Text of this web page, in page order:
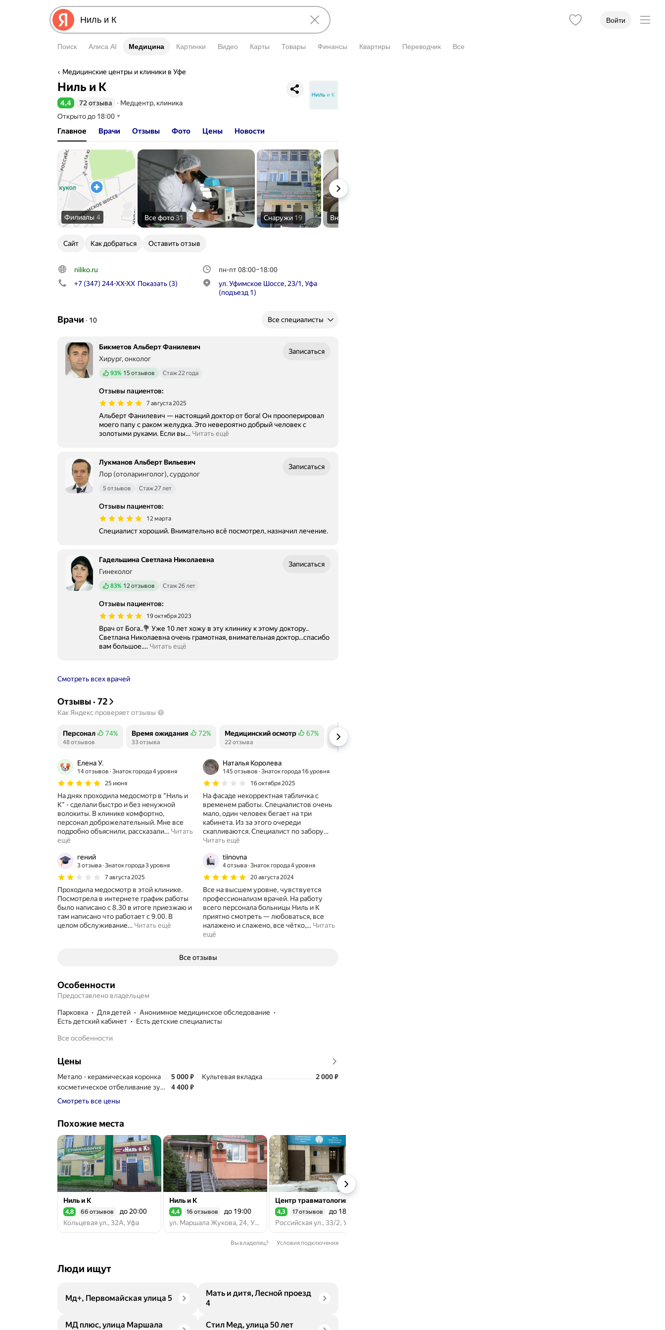
Войти
Поиск Алиса AI Медицина
Медицина Картинки Видео Карты Товары Финансы Квартиры Переводчик Все
Медицинские центры и клиники в Уфе
Ниль и К
Рейтинг 4,4 из 5
4,4 72 отзыва ∙ Медцентр, клиника
Открыто до 18:00
Главное Врачи Отзывы Фото Цены Новости
Филиалы 4 Все фото31 Снаружи 19 Внутри
Сайт Как добраться Оставить отзыв
niliko.ru
+7 (347) 244-XX-XX Показать (3)
пн-пт 08:00–18:00
ул. Уфимское Шоссе, 23/1, Уфа
(подъезд 1)
Врачи ∙ 10 Все специалисты
Бикметов Альберт Фанилевич
Хирург, онколог
Положительных отзывов
93% 15 отзывов Стаж 22 года
Записаться
Отзывы пациентов:
7 августа 2025
Альберт Фанилевич — настоящий доктор от бога! Он прооперировал
моего папу с раком желудка. Это невероятно добрый человек с
золотыми руками. Если вы… Читать ещё
Лукманов Альберт Вильевич
Лор (отоларинголог), сурдолог
5 отзывов Стаж 27 лет
Записаться
Отзывы пациентов:
12 марта
Специалист хороший. Внимательно всё посмотрел, назначил лечение.
Гадельшина Светлана Николаевна
Гинеколог
Положительных отзывов
83% 12 отзывов Стаж 26 лет
Записаться
Отзывы пациентов:
19 октября 2023
Врач от Бога..💐 Уже 10 лет хожу в эту клинику к этому доктору..
Светлана Николаевна очень грамотная, внимательная доктор...спасибо
вам большое.… Читать ещё
Смотреть всех врачей
Отзывы· 72
Как Яндекс проверяет отзывы
Персонал
Положительных отзывов
74%
48 отзывов
Время ожидания
Положительных отзывов
72%
33 отзыва
Медицинский осмотр
Положительных отзывов
67%
22 отзыва
Очереди
Положительных отзывов
14 отзывов
Елена У.
14 отзывов Знаток города 4 уровня
25 июня
На днях проходила медосмотр в "Ниль и
К" - сделали быстро и без ненужной
волокиты. В клинике комфортно,
персонал доброжелательный. Мне все
подробно объяснили, рассказали… Читать
ещё
Наталья Королева
145 отзывов Знаток города 16 уровня
16 октября 2025
На фасаде некорректная табличка с
временем работы. Специалистов очень
мало, один человек бегает на три
кабинета. Из за этого очереди
скапливаются. Специалист по забору…
Читать ещё
гений
3 отзыва Знаток города 3 уровня
7 августа 2025
Проходила медосмотр в этой клинике.
Посмотрела в интернете график работы
было написано с 8.30 в итоге приезжаю и
там написано что работает с 9.00. В
целом обслуживание… Читать ещё
tiinovna
4 отзыва Знаток города 4 уровня
20 августа 2024
Все на высшем уровне, чувствуется
профессионализм врачей. На работу
всего персонала больницы Ниль и К
приятно смотреть — любоваться, все
налажено и слажено, все чётко,… Читать
ещё
Все отзывы
Особенности
Предоставлено владельцем
парковка для детей
анонимное медицинское обследование
есть детский кабинет
есть детские специалисты
Все особенности
Цены
Метало - керамическая коронка Цена
5000
5 000₽
косметическое отбеливание зубов (зона улыбки)
Цена
4400
4 400₽
Культевая вкладка Цена
2000
2 000₽
Смотреть все цены
Похожие места
Ниль и К
Рейтинг 4,8 из 5
4,8 66 отзывов
до 20:00
Кольцевая ул., 32А, Уфа
Ниль и К
Рейтинг 4,4 из 5
4,4 16 отзывов
до 19:00
ул. Маршала Жукова, 24, Уфа
Рейтинг 4,3 из 5
4,3 17 отзывов
до 18:00
Российская ул., 33/2, Уфа
Вы владелец? Условия подключения
Люди ищут
Мд+, Первомайская улица 5
Мать и дитя, Лесной проезд
4
МД плюс, улица Маршала Стил Мед, улица 50 лет